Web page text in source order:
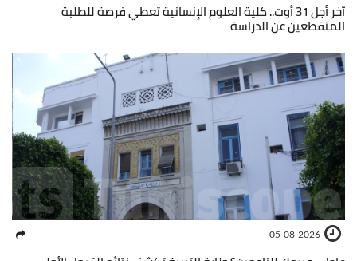
آخر أجل 31 أوت.. كلية العلوم الإنسانية تعطي فرصة للطلبة
المنقطعين عن الدراسة
05-08-2026